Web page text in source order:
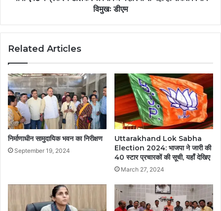
विमुखः डीएम
Related Articles
निर्माणाधीन सामुदायिक भवन का निरीक्षण
September 19, 2024
Uttarakhand Lok Sabha
Election 2024: भाजपा ने जारी की
40 स्टार प्रचारकों की सूची, यहाँ देखिए
March 27, 2024